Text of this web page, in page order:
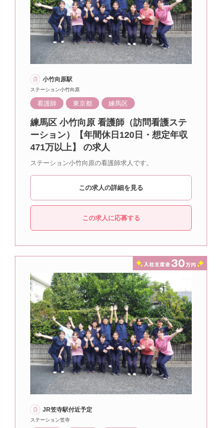
小竹向原駅
ステーション小竹向原
看護師 東京都 練馬区
練馬区 小竹向原 看護師（訪問看護ステ
ーション）【年間休日120日・想定年収
471万以上】 の求人
ステーション小竹向原の看護師求人です。
この求人の詳細を見る
この求人に応募する
JR笠寺駅付近予定
ステーション笠寺